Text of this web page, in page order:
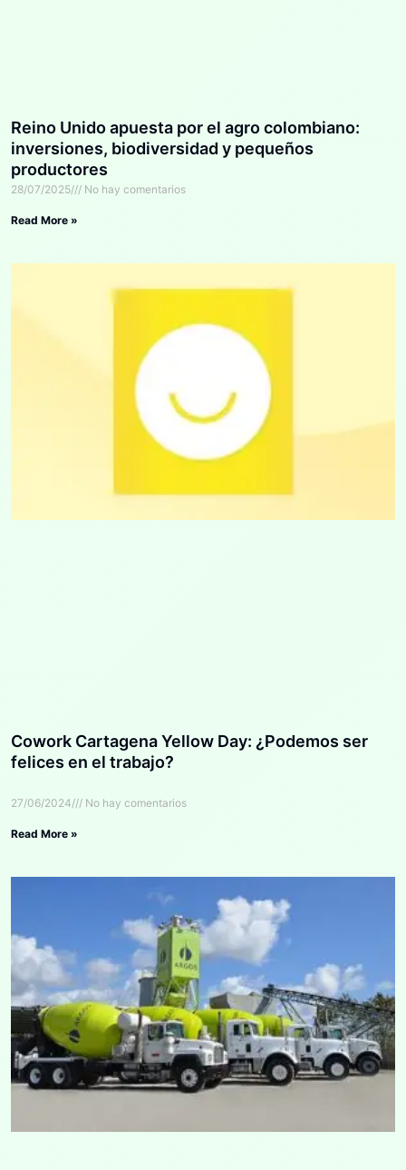
Reino Unido apuesta por el agro colombiano:
inversiones, biodiversidad y pequeños
productores
28/07/2025 No hay comentarios
Read More »
Cowork Cartagena Yellow Day: ¿Podemos ser
felices en el trabajo?
27/06/2024 No hay comentarios
Read More »